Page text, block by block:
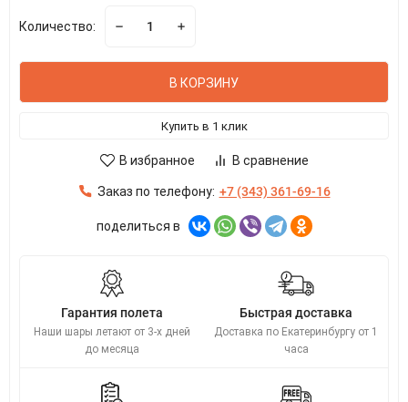
Количество:
В КОРЗИНУ
Купить в 1 клик
В избранное В сравнение
Заказ по телефону: +7 (343) 361-69-16
поделиться в
Гарантия полета
Наши шары летают от 3-х дней
до месяца
Быстрая доставка
Доставка по Екатеринбургу от 1
часа